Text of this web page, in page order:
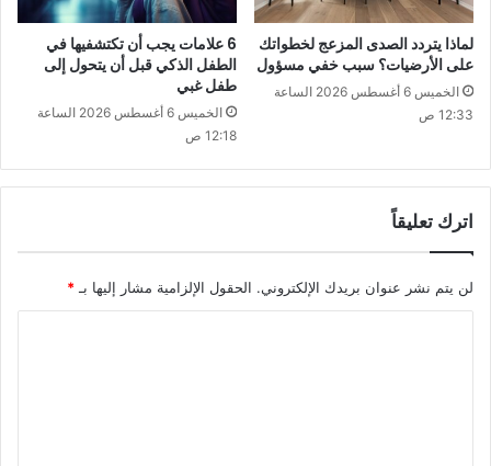
لماذا يتردد الصدى المزعج لخطواتك
على الأرضيات؟ سبب خفي مسؤول
الخميس 6 أغسطس 2026 الساعة
12:33 ص
6 علامات يجب أن تكتشفيها في
الطفل الذكي قبل أن يتحول إلى
طفل غبي
الخميس 6 أغسطس 2026 الساعة
12:18 ص
اترك تعليقاً
لن يتم نشر عنوان بريدك الإلكتروني. الحقول الإلزامية مشار إليها بـ*